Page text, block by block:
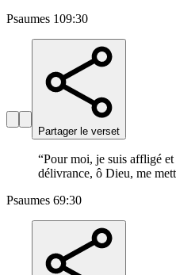
Psaumes 109:30
Partager le verset
“Pour moi, je suis affligé
délivrance, ô Dieu, me
Psaumes 69:30